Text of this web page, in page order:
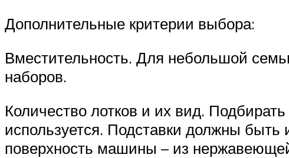
Дополнительные критерии выбора:
Вместительность. Для небольшой
наборов.
Количество лотков и их вид.
используется. Подставки должны быть
поверхность машины – из